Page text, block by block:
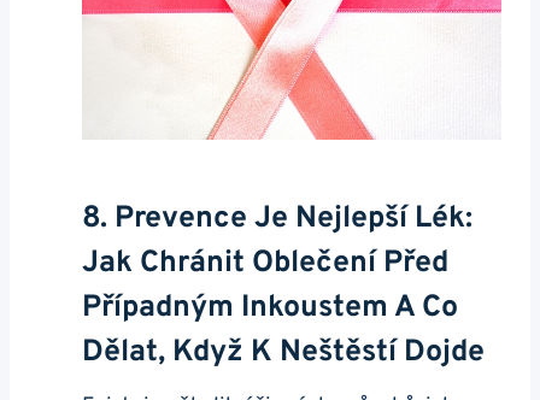
8. Prevence Je Nejlepší Lék:
Jak Chránit Oblečení Před
Případným Inkoustem A Co
Dělat, Když K Neštěstí Dojde